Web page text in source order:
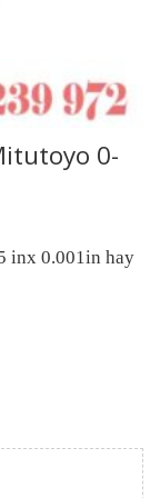
0-
inx 0.001in hay